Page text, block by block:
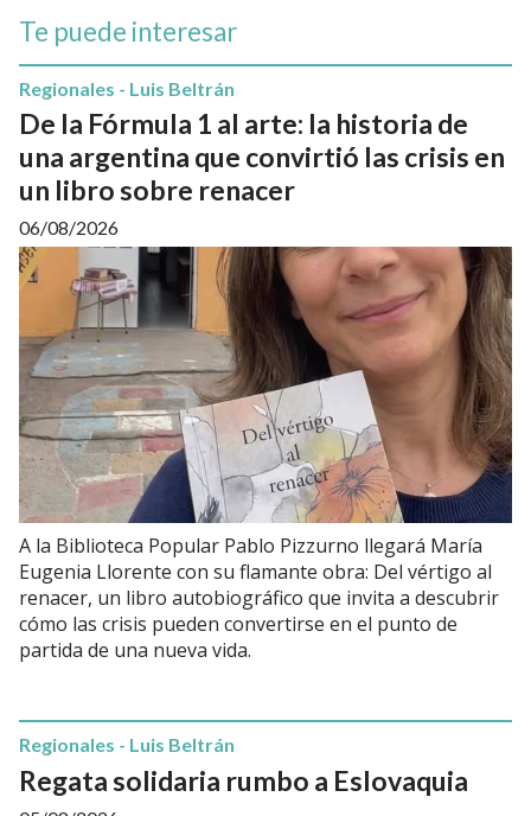
Te puede interesar
De la Fórmula 1 al arte: la historia de
una argentina que convirtió las crisis en
un libro sobre renacer
Regionales - Luis Beltrán
06/08/2026
A la Biblioteca Popular Pablo Pizzurno llegará María
Eugenia Llorente con su flamante obra: Del vértigo al
renacer, un libro autobiográfico que invita a descubrir
cómo las crisis pueden convertirse en el punto de
partida de una nueva vida.
Regata solidaria rumbo a Eslovaquia
Regionales - Luis Beltrán